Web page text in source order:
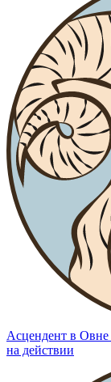
Асцендент в Овне
на действии